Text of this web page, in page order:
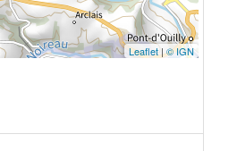
Leaflet|© IGN